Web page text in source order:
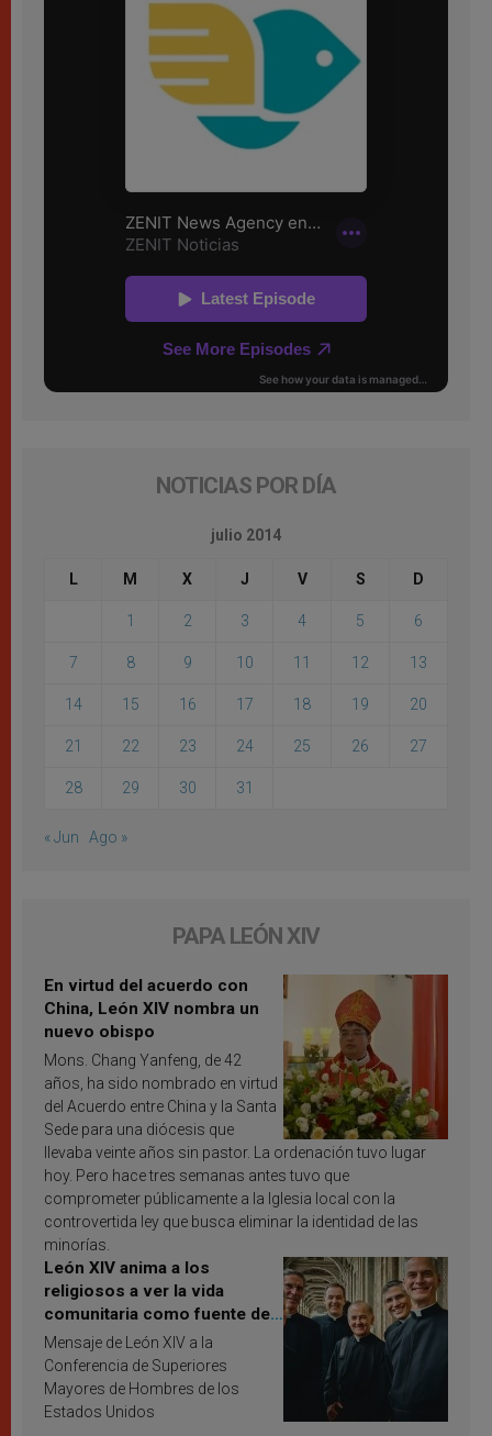
NOTICIAS POR DÍA
julio 2014
L M X J V S D
1 2 3 4 5 6
7 8 9 10 11 12 13
14 15 16 17 18 19 20
21 22 23 24 25 26 27
28 29 30 31
« Jun Ago »
PAPA LEÓN XIV
En virtud del acuerdo con
China, León XIV nombra un
nuevo obispo
Mons. Chang Yanfeng, de 42
años, ha sido nombrado en virtud
del Acuerdo entre China y la Santa
Sede para una diócesis que
llevaba veinte años sin pastor. La ordenación tuvo lugar
hoy. Pero hace tres semanas antes tuvo que
comprometer públicamente a la Iglesia local con la
controvertida ley que busca eliminar la identidad de las
minorías.
León XIV anima a los
religiosos a ver la vida
comunitaria como fuente de
inspiración y santificación
Mensaje de León XIV a la
Conferencia de Superiores
Mayores de Hombres de los
Estados Unidos